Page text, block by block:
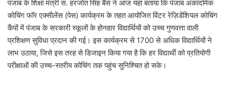
पंजाब के शिक्षा मंत्री स. हरजोत सिंह बैंस ने आज यहां बताया कि पंजाब अकादमिक
कोचिंग फॉर एक्सीलेंस (पेस) कार्यक्रम के तहत आयोजित विंटर रेज़िडेंशियल कोचिंग
कैंपों में पंजाब के सरकारी स्कूलों के होनहार विद्यार्थियों को उच्च गुणवत्ता वाली
प्रशिक्षण सुविधा प्रदान की गई। इस कार्यक्रम से 1700 से अधिक विद्यार्थियों ने
लाभ उठाया, जिसे इस तरह से डिजाइन किया गया है कि हर विद्यार्थी को प्रतियोगी
परीक्षाओं की उच्च-स्तरीय कोचिंग तक पहुंच सुनिश्चित हो सके।